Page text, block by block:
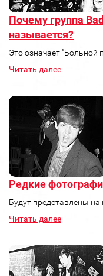
Почему группа
называется?
Это означает "Больной
Читать далее
Редкие
Будут представлены на
Читать далее